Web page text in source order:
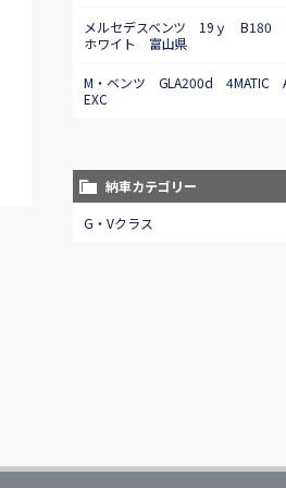
メルセデスベンツ 19ｙ B180
ホワイト 富山県
M・ベンツ GLA200d 4MATIC
EXC
納車カテゴリー
G・Vクラス